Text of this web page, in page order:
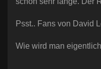
Psst.. Fans von David
Wie wird man